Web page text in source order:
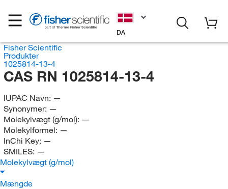
DA
Fisher Scientific
Produkter
1025814-13-4
CAS RN 1025814-13-4
IUPAC Navn: —
Synonymer: —
Molekylvægt (g/mol): —
Molekylformel: —
InChi Key: —
SMILES: —
Molekylvægt (g/mol)
Mængde